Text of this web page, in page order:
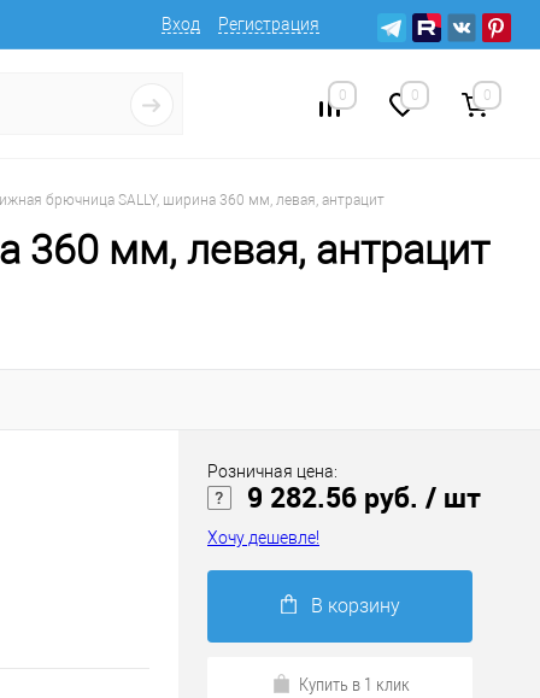
Вход Регистрация
0 0 0
брючница SALLY, ширина 360 мм, левая, антрацит
360 мм, левая, антрацит
Розничная цена:
9 282.56 руб. / шт
Хочу дешевле!
В корзину
Купить в 1 клик